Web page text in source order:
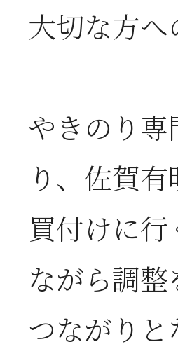
2026年
2026年
2026年
大切な方
やきのり
り、佐賀
買付けに
ながら調
つながり